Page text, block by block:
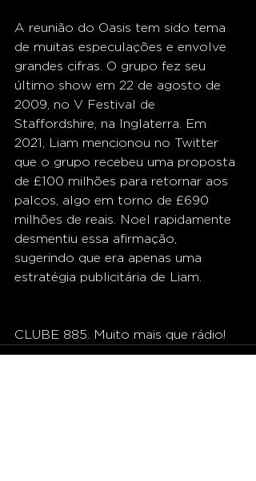
A reunião do Oasis tem sido tema
de muitas especulações e envolve
grandes cifras. O grupo fez seu
último show em 22 de agosto de
2009, no V Festival de
Staffordshire, na Inglaterra. Em
2021, Liam mencionou no Twitter
que o grupo recebeu uma proposta
de £100 milhões para retornar aos
palcos, algo em torno de £690
milhões de reais. Noel rapidamente
desmentiu essa afirmação,
sugerindo que era apenas uma
estratégia publicitária de Liam.
CLUBE 885. Muito mais que rádio!